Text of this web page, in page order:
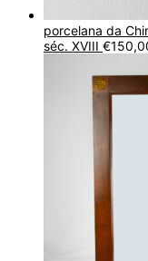
porcelana da
séc. XVIII €